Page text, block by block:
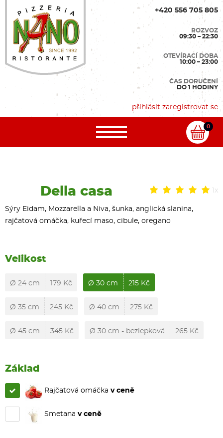
+420 556 705 805
ROZVOZ
09:30 – 22:30
OTEVÍRACÍ DOBA
10:00 – 23:00
ČAS DORUČENÍ
DO 1 HODINY
přihlásit zaregistrovat se
0
1x
Della casa
Sýry Eidam, Mozzarella a Niva, šunka, anglická slanina,
rajčatová omáčka, kuřecí maso, cibule, oregano
Velikost
Ø 24 cm 179 Kč Ø 30 cm 215 Kč
Ø 35 cm 245 Kč Ø 40 cm 275 Kč
Ø 45 cm 345 Kč Ø 30 cm - bezlepková 265 Kč
Základ
Rajčatová omáčka v ceně
Smetana v ceně